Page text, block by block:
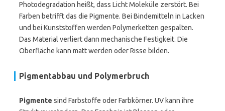
Photodegradation heißt, dass Licht Moleküle zerstört. Bei
Farben betrifft das die Pigmente. Bei Bindemitteln in Lacken
und bei Kunststoffen werden Polymerketten gespalten.
Das Material verliert dann mechanische Festigkeit. Die
Oberfläche kann matt werden oder Risse bilden.
Pigmentabbau und Polymerbruch
Pigmente sind Farbstoffe oder Farbkörner. UV kann ihre